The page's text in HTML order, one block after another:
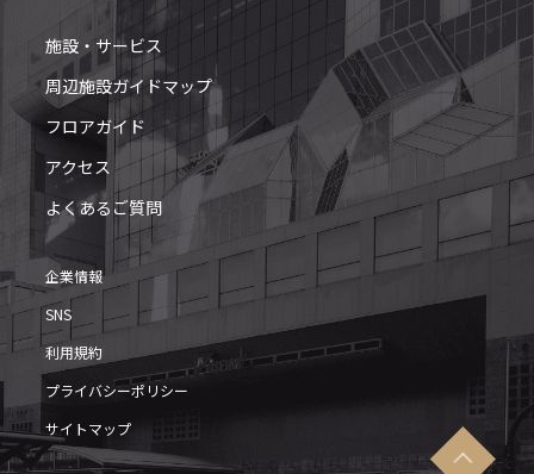
施設・サービス
周辺施設ガイドマップ
フロアガイド
アクセス
よくあるご質問
企業情報
SNS
利用規約
プライバシーポリシー
サイトマップ